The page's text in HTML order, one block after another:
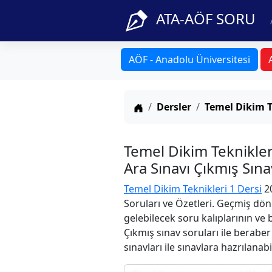
ATA-AÖF SORU
AÖF - Anadolu Üniversitesi
Anasayfa
Dersler Temel Dikim
Temel Dikim
Ara Sınavı Çıkmış
Temel Dikim Teknikleri 1 Dersi
Soruları ve Özetleri. Geçmiş
gelebilecek soru kalıplarının
Çıkmış sınav soruları ile
sınavları ile sınavlara